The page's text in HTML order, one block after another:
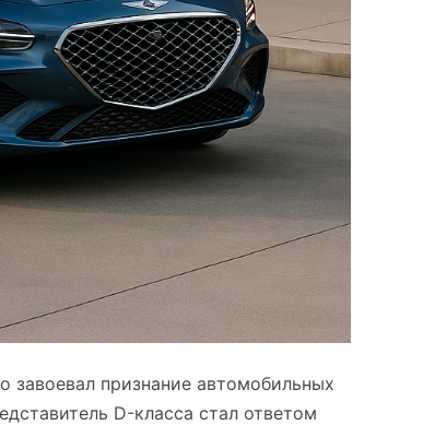
завоевал признание автомобильных
D-класса стал ответом